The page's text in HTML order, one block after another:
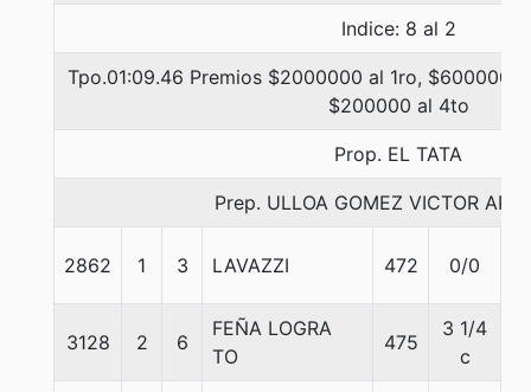
Indice: 8 al 2
Tpo.01:09.46 Premios $2000000 al 1ro, $600000
$200000 al 4to
Prop. EL TATA
Prep. ULLOA GOMEZ VICTOR
2862 1 3 LAVAZZI 472 0/0
3128 2 6
FEÑA LOGRA
TO
475
3 1/4
c